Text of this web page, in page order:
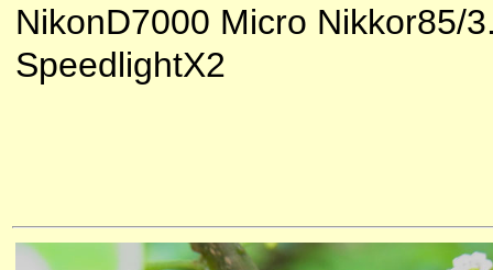
NikonD7000 Micro Nikkor85/
SpeedlightX2